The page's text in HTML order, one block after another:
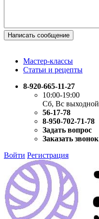
Написать сообщение
Мастер-классы
Статьи и рецепты
8-920-665-11-27
10:00-19:00
Сб, Вс выходной
56-17-78
8-950-702-71-78
Задать вопрос
Заказать звонок
Войти Регистрация